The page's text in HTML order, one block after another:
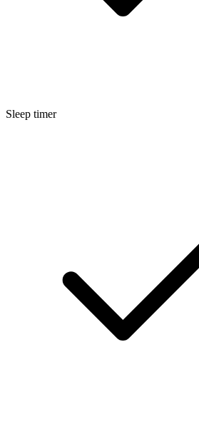
Sleep timer